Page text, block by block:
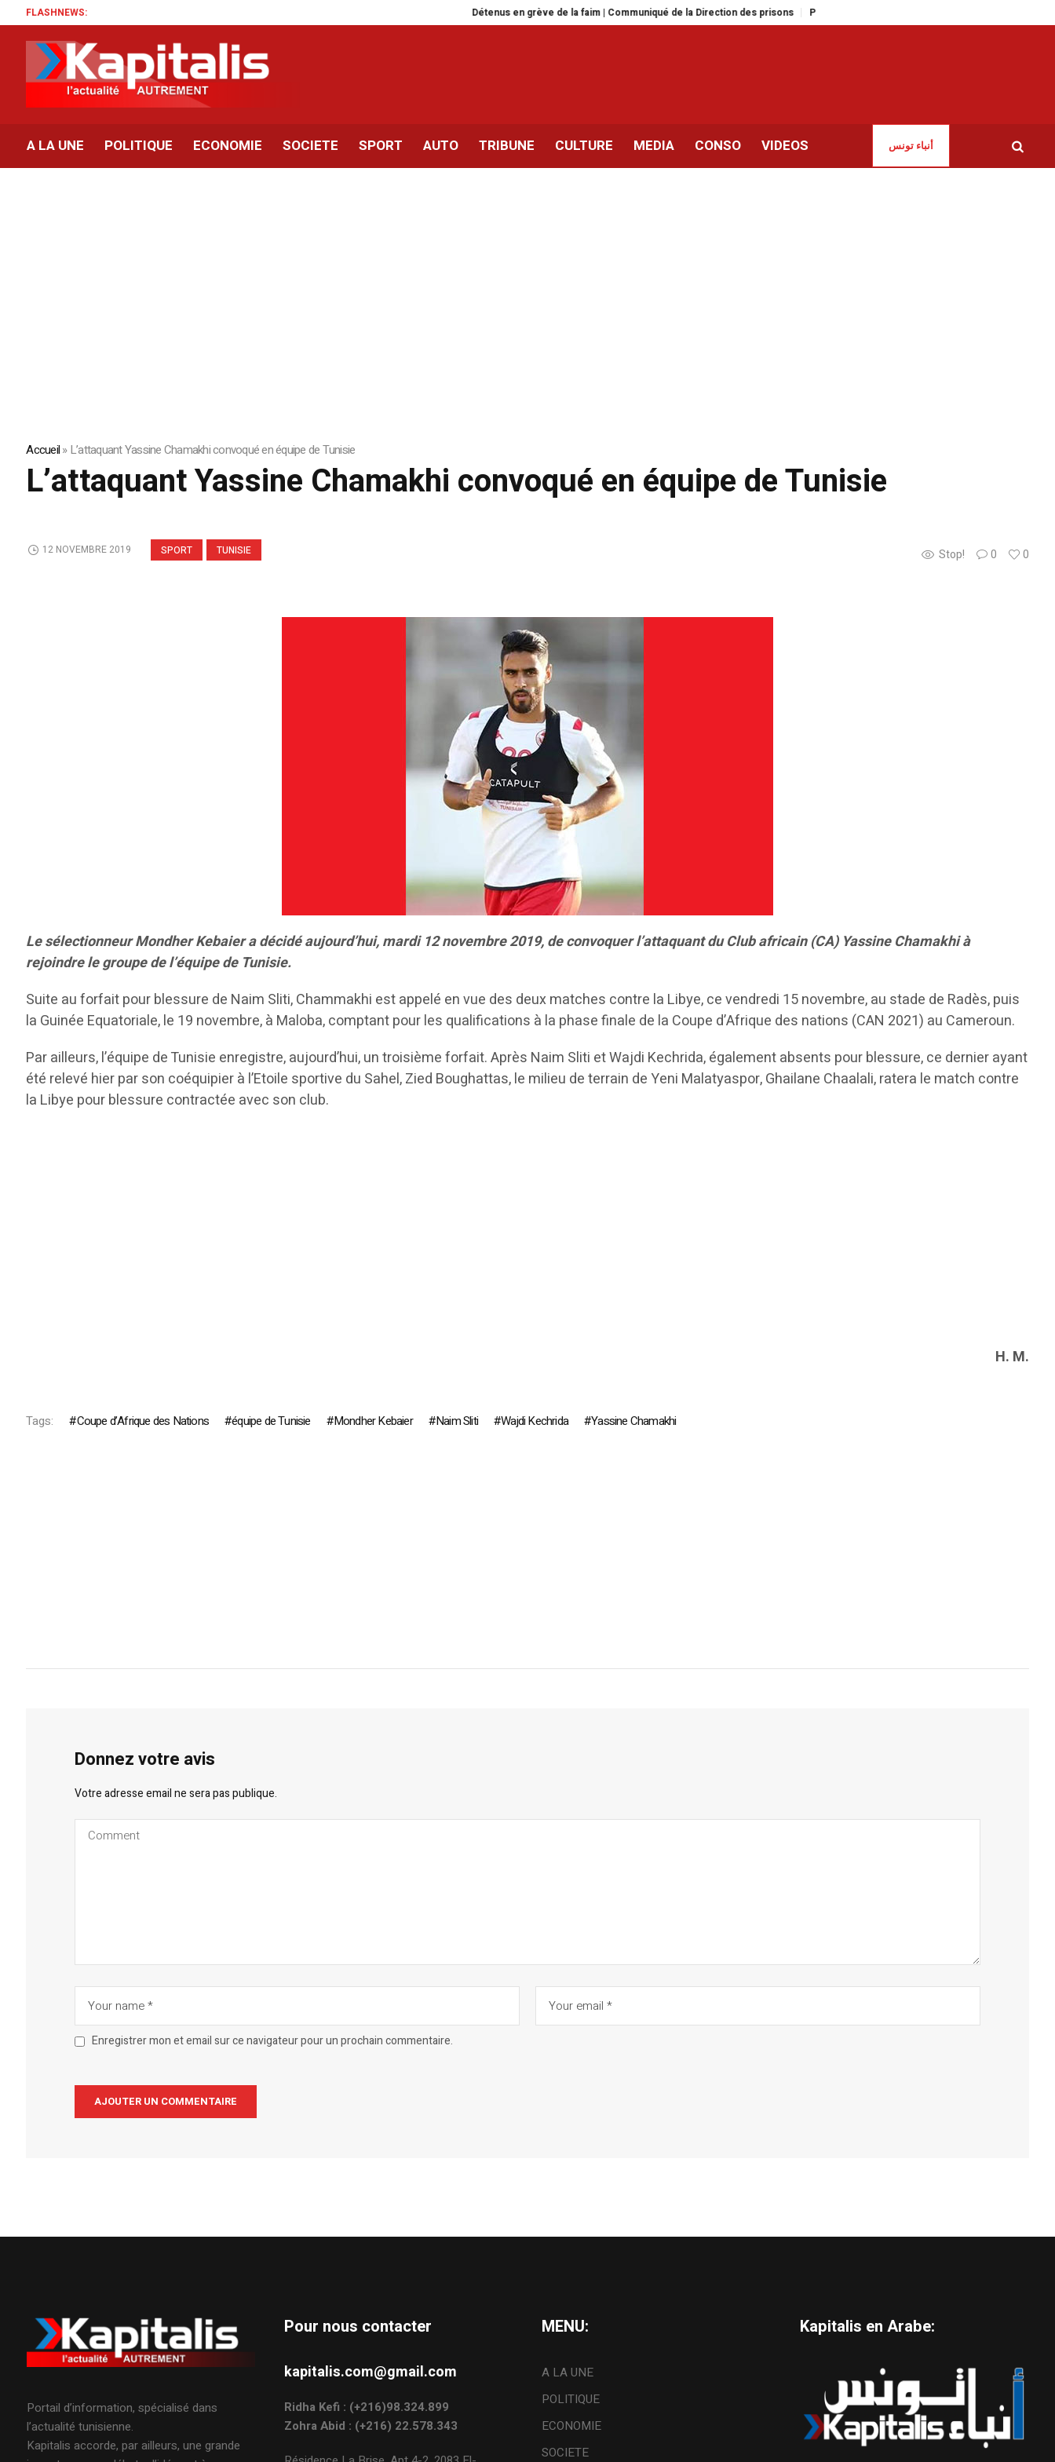
FLASHNEWS: Détenus en grève de la faim | Communiqué de la Direction des prisons Pr. Walid Naija à la tête de la Direction générale de la santé
A LA UNE POLITIQUE ECONOMIE SOCIETE SPORT AUTO TRIBUNE CULTURE MEDIA CONSO VIDEOS أنباء تونس
Accueil»L’attaquant Yassine Chamakhi convoqué en équipe de Tunisie
L’attaquant Yassine Chamakhi convoqué en équipe de Tunisie
SPORT TUNISIE Stop! 0 0
12 NOVEMBRE 2019
Le sélectionneur Mondher Kebaier a décidé aujourd’hui, mardi 12 novembre 2019, de convoquer l’attaquant du Club africain (CA) Yassine Chamakhi à
rejoindre le groupe de l’équipe de Tunisie.
Suite au forfait pour blessure de Naim Sliti, Chammakhi est appelé en vue des deux matches contre la Libye, ce vendredi 15 novembre, au stade de Radès, puis
la Guinée Equatoriale, le 19 novembre, à Maloba, comptant pour les qualifications à la phase finale de la Coupe d’Afrique des nations (CAN 2021) au Cameroun.
Par ailleurs, l’équipe de Tunisie enregistre, aujourd’hui, un troisième forfait. Après Naim Sliti et Wajdi Kechrida, également absents pour blessure, ce dernier ayant
été relevé hier par son coéquipier à l’Etoile sportive du Sahel, Zied Boughattas, le milieu de terrain de Yeni Malatyaspor, Ghailane Chaalali, ratera le match contre
la Libye pour blessure contractée avec son club.
H. M.
Tags: Coupe d’Afrique des Nations équipe de Tunisie Mondher Kebaier Naim Sliti Wajdi Kechrida Yassine Chamakhi
Donnez votre avis
Votre adresse email ne sera pas publique.
Enregistrer mon et email sur ce navigateur pour un prochain commentaire.
Portail d’information, spécialisé dans
l’actualité tunisienne.
Kapitalis accorde, par ailleurs, une grande
Pour nous contacter
kapitalis.com@gmail.com
Ridha Kefi : (+216)98.324.899
Zohra Abid : (+216) 22.578.343
MENU:
A LA UNE
POLITIQUE
ECONOMIE
SOCIETE
Kapitalis en Arabe: